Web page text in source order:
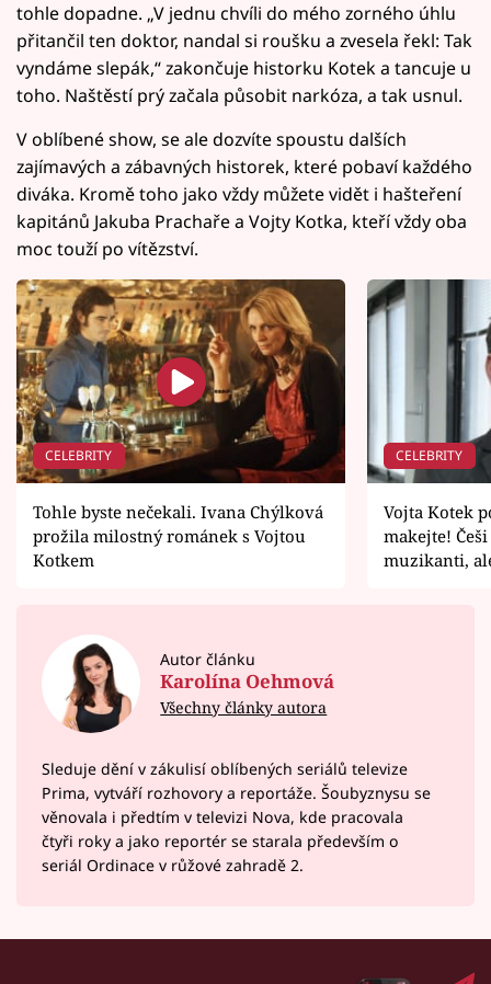
tohle dopadne. „V jednu chvíli do mého zorného úhlu
přitančil ten doktor, nandal si roušku a zvesela řekl: Tak
vyndáme slepák,“ zakončuje historku Kotek a tancuje u
toho. Naštěstí prý začala působit narkóza, a tak usnul.
V oblíbené show, se ale dozvíte spoustu dalších
zajímavých a zábavných historek, které pobaví každého
diváka. Kromě toho jako vždy můžete vidět i hašteření
kapitánů Jakuba Prachaře a Vojty Kotka, kteří vždy oba
moc touží po vítězství.
CELEBRITY
Tohle byste nečekali. Ivana Chýlková
prožila milostný románek s Vojtou
Kotkem
CELEBRITY
Vojta Kotek
makejte!
muzikanti,
Autor článku
Karolína Oehmová
Všechny články autora
Sleduje dění v zákulisí oblíbených seriálů televize
Prima, vytváří rozhovory a reportáže. Šoubyznysu se
věnovala i předtím v televizi Nova, kde pracovala
čtyři roky a jako reportér se starala především o
seriál Ordinace v růžové zahradě 2.